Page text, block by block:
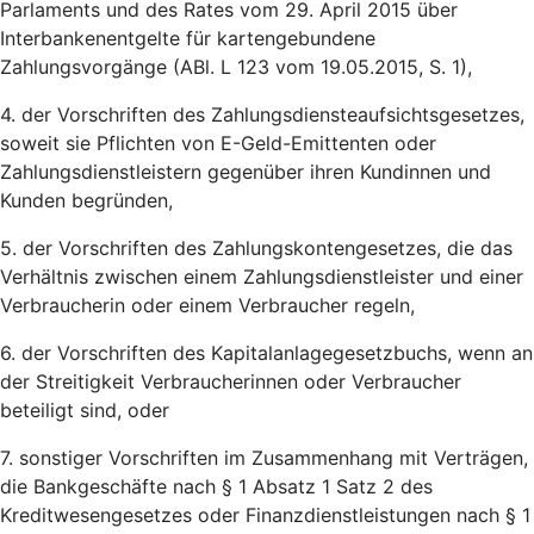
Parlaments und des Rates vom 29. April 2015 über
Interbankenentgelte für kartengebundene
Zahlungsvorgänge (ABl. L 123 vom 19.05.2015, S. 1),
4. der Vorschriften des Zahlungsdiensteaufsichtsgesetzes,
soweit sie Pflichten von E-Geld-Emittenten oder
Zahlungsdienstleistern gegenüber ihren Kundinnen und
Kunden begründen,
5. der Vorschriften des Zahlungskontengesetzes, die das
Verhältnis zwischen einem Zahlungsdienstleister und einer
Verbraucherin oder einem Verbraucher regeln,
6. der Vorschriften des Kapitalanlagegesetzbuchs, wenn an
der Streitigkeit Verbraucherinnen oder Verbraucher
beteiligt sind, oder
7. sonstiger Vorschriften im Zusammenhang mit Verträgen,
die Bankgeschäfte nach § 1 Absatz 1 Satz 2 des
Kreditwesengesetzes oder Finanzdienstleistungen nach § 1